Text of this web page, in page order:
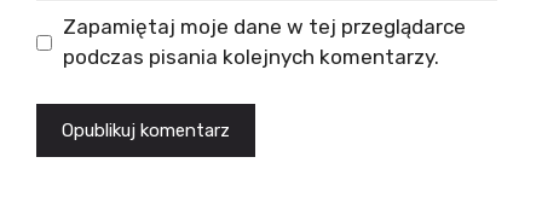
Zapamiętaj moje dane w tej przeglądarce
podczas pisania kolejnych komentarzy.